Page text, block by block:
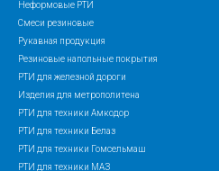
Неформовые РТИ
Смеси резиновые
Рукавная продукция
Резиновые напольные покрытия
РТИ для железной дороги
Изделия для метрополитена
РТИ для техники Амкодор
РТИ для техники Белаз
РТИ для техники Гомсельмаш
РТИ для техники МАЗ